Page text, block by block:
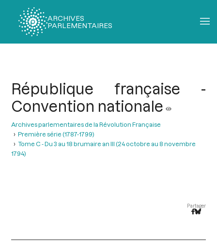
ARCHIVES
PARLEMENTAIRES
République française -
Convention nationale
Archives parlementaires de la Révolution Française
Première série (1787-1799)
Tome C - Du 3 au 18 brumaire an III (24 octobre au 8 novembre
1794)
Partager